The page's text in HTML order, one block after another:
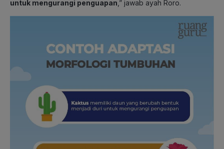
untuk mengurangi penguapan ,” jawab ayah Roro.